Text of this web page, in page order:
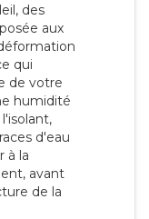
des
aux
qui
de votre
humidité
d'eau
à la
avant
de la